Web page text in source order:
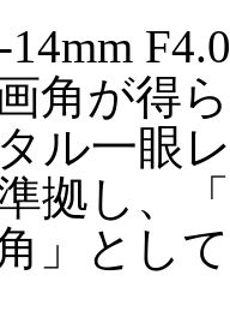
角が得
ル一眼
拠し、
」とし